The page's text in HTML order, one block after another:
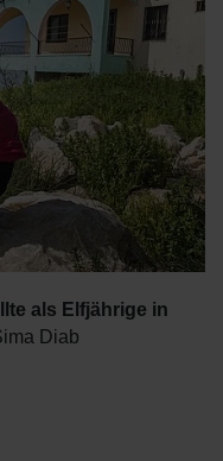
als Elfjährige in
Diab